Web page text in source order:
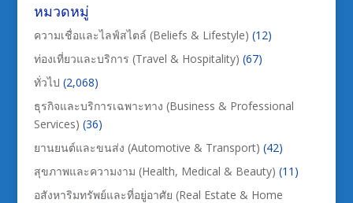
หมวดหมู่
ความเชื่อและไลฟ์สไตล์ (Beliefs & Lifestyle) (12)
ท่องเที่ยวและบริการ (Travel & Hospitality) (67)
ทั่วไป (2,068)
ธุรกิจและบริการเฉพาะทาง (Business & Professional
Services) (36)
ยานยนต์และขนส่ง (Automotive & Transport) (42)
สุขภาพและความงาม (Health, Medical & Beauty) (11)
อสังหาริมทรัพย์และที่อยู่อาศัย (Real Estate & Home